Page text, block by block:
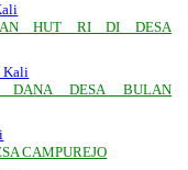
HUT RI DI DESA
Kali
DANA DESA BULAN
CAMPUREJO